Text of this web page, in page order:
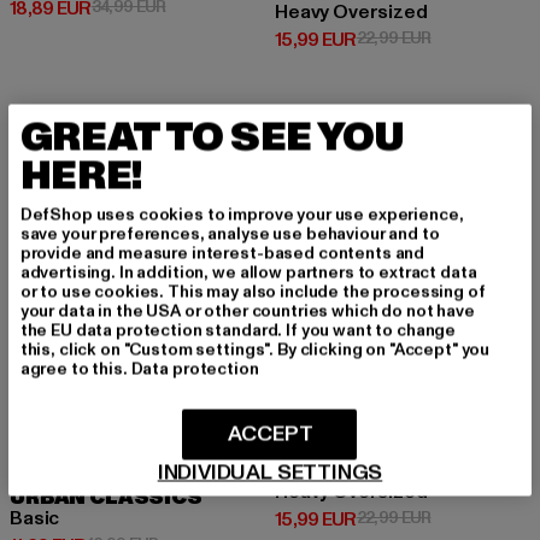
18,89 EUR
Derzeitiger Preis: 18,89 EUR
34,99 EURAktionspreis: 34,99 EURHeavy Oversized
15,99 EUR
Derzeitiger Preis: 15,99 EUR
22,99 EURAktionspreis:
-10%
URBAN CLASSICS
Basic
NEU -30%
URBAN CLASSICS
Heavy Oversized
15,99 EUR
Derzeitiger Preis: 15,99 EUR
22,99 EURAktionspreis:
GREAT TO SEE YOU
HERE!
DefShop uses cookies to improve your use experience,
save your preferences, analyse use behaviour and to
provide and measure interest-based contents and
advertising. In addition, we allow partners to extract data
or to use cookies. This may also include the processing of
your data in the USA or other countries which do not have
the EU data protection standard. If you want to change
this, click on "Custom settings". By clicking on "Accept" you
agree to this. Data protection
INDIVIDUAL SETTINGS
ACCEPT